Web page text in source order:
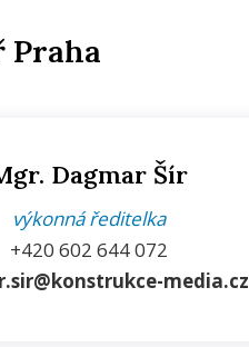
Praha
Dagmar Šír
výkonná ředitelka
+420 602 644 072
media.cz